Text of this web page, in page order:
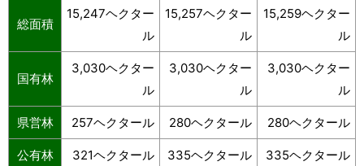
総面積
15,247ヘクター
ル
15,257ヘクター
ル
15,259ヘクター
ル
国有林
3,030ヘクター
ル
3,030ヘクター
ル
3,030ヘクター
ル
県営林 257ヘクタール 280ヘクタール 280ヘクタール
公有林 321ヘクタール 335ヘクタール 335ヘクタール